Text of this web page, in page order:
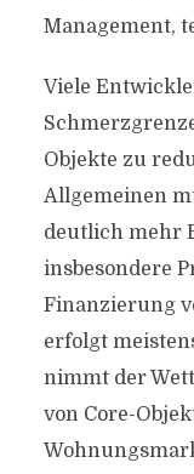
Management,
Viele
Objekte zu
Allgemeinen
deutlich mehr
insbesondere
Finanzierung
erfolgt
nimmt der
von Core-